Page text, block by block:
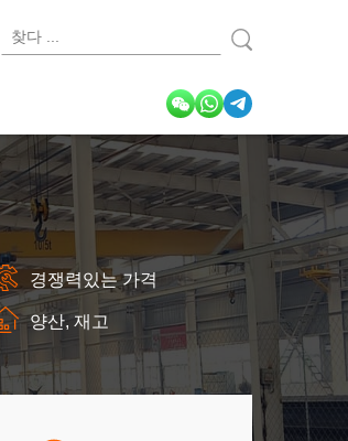
경쟁력있는 가격
양산, 재고